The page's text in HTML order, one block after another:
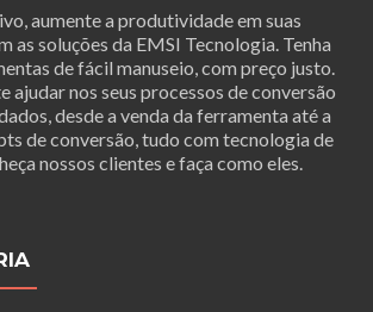
aumente a produtividade em suas
as soluções da EMSI Tecnologia. Tenha
de fácil manuseio, com preço justo.
ajudar nos seus processos de conversão
desde a venda da ferramenta até a
de conversão, tudo com tecnologia de
nossos clientes e faça como eles.